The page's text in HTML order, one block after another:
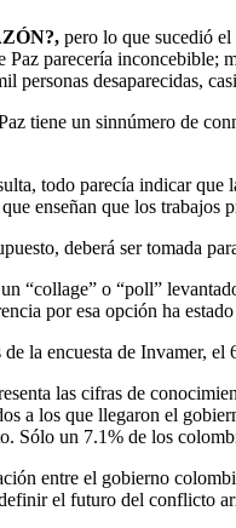
pero lo que sucedió
Paz parecería inconcebible;
personas desaparecidas,
tiene un sinnúmero de
todo parecía indicar
enseñan que los
deberá ser tomada
“collage” o “poll”
por esa opción ha
la encuesta de Invamer,
las cifras de
a los que llegaron el
Sólo un 7.1% de los
entre el gobierno
el futuro del conflicto